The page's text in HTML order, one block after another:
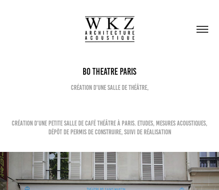
BO THEATRE paris
Création d'une salle de théâtre,
Création d'une petite salle de café théâtre à paris. Etudes, mesures acoustiques,
dépôt de permis de construire, suivi de réalisation